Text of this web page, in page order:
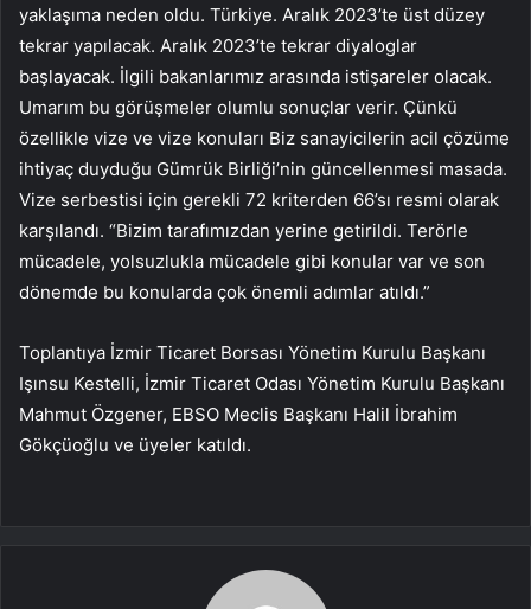
yaklaşıma neden oldu. Türkiye. Aralık 2023’te üst düzey
tekrar yapılacak. Aralık 2023’te tekrar diyaloglar
başlayacak. İlgili bakanlarımız arasında istişareler olacak.
Umarım bu görüşmeler olumlu sonuçlar verir. Çünkü
özellikle vize ve vize konuları Biz sanayicilerin acil çözüme
ihtiyaç duyduğu Gümrük Birliği’nin güncellenmesi masada.
Vize serbestisi için gerekli 72 kriterden 66’sı resmi olarak
karşılandı. “Bizim tarafımızdan yerine getirildi. Terörle
mücadele, yolsuzlukla mücadele gibi konular var ve son
dönemde bu konularda çok önemli adımlar atıldı.”
Toplantıya İzmir Ticaret Borsası Yönetim Kurulu Başkanı
Işınsu Kestelli, İzmir Ticaret Odası Yönetim Kurulu Başkanı
Mahmut Özgener, EBSO Meclis Başkanı Halil İbrahim
Gökçüoğlu ve üyeler katıldı.